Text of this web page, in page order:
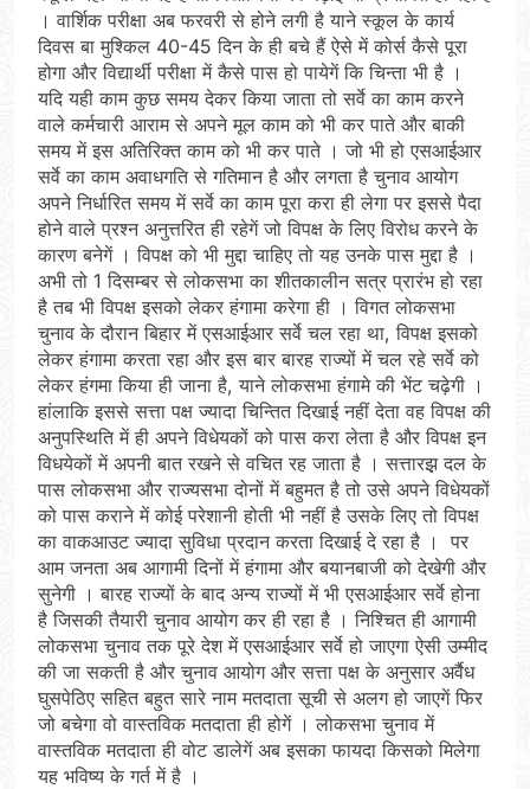
। वार्शिक परीक्षा अब फरवरी से होने लगी है याने स्कूल के कार्य
दिवस बा मुश्किल 40-45 दिन के ही बचे हैं ऐसे में कोर्स कैसे पूरा
होगा और विद्यार्थी परीक्षा में कैसे पास हो पायेगें कि चिन्ता भी है ।
यदि यही काम कुछ समय देकर किया जाता तो सर्वे का काम करने
वाले कर्मचारी आराम से अपने मूल काम को भी कर पाते और बाकी
समय में इस अतिरिक्त काम को भी कर पाते । जो भी हो एसआईआर
सर्वे का काम अवाधगति से गतिमान है और लगता है चुनाव आयोग
अपने निर्धारित समय में सर्वे का काम पूरा करा ही लेगा पर इससे पैदा
होने वाले प्रश्न अनुत्तरित ही रहेगें जो विपक्ष के लिए विरोध करने के
कारण बनेगें । विपक्ष को भी मुद्दा चाहिए तो यह उनके पास मुद्दा है ।
अभी तो 1 दिसम्बर से लोकसभा का शीतकालीन सत्र प्रारंभ हो रहा
है तब भी विपक्ष इसको लेकर हंगामा करेगा ही । विगत लोकसभा
चुनाव के दौरान बिहार में एसआईआर सर्वे चल रहा था, विपक्ष इसको
लेकर हंगामा करता रहा और इस बार बारह राज्यों में चल रहे सर्वे को
लेकर हंगमा किया ही जाना है, याने लोकसभा हंगामे की भेंट चढ़ेगी ।
हांलाकि इससे सत्ता पक्ष ज्यादा चिन्तित दिखाई नहीं देता वह विपक्ष की
अनुपस्थिति में ही अपने विधेयकों को पास करा लेता है और विपक्ष इन
विधयेकों में अपनी बात रखने से वचित रह जाता है । सत्तारझ़ दल के
पास लोकसभा और राज्यसभा दोनों में बहुमत है तो उसे अपने विधेयकों
को पास कराने में कोई परेशानी होती भी नहीं है उसके लिए तो विपक्ष
का वाकआउट ज्यादा सुविधा प्रदान करता दिखाई दे रहा है । पर
आम जनता अब आगामी दिनों में हंगामा और बयानबाजी को देखेगी और
सुनेगी । बारह राज्यों के बाद अन्य राज्यों में भी एसआईआर सर्वे होना
है जिसकी तैयारी चुनाव आयोग कर ही रहा है । निश्चित ही आगामी
लोकसभा चुनाव तक पूरे देश में एसआईआर सर्वे हो जाएगा ऐसी उम्मीद
की जा सकती है और चुनाव आयोग और सत्ता पक्ष के अनुसार अर्वैध
घुसपेठिए सहित बहुत सारे नाम मतदाता सूची से अलग हो जाएगें फिर
जो बचेगा वो वास्तविक मतदाता ही होगें । लोकसभा चुनाव में
वास्तविक मतदाता ही वोट डालेगें अब इसका फायदा किसको मिलेगा
यह भविष्य के गर्त में है ।